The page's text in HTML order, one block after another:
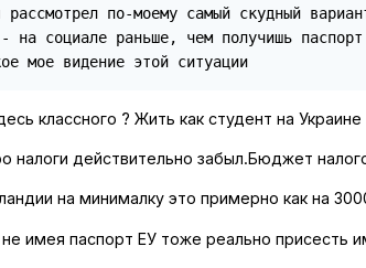
рассмотрел по-моему самый скудный
на социале раньше, чем получишь
мое видение этой ситуации
классного ? Жить как студент на
налоги действительно забыл.Бюджет
на минималку это примерно как на
имея паспорт ЕУ тоже реально присесть